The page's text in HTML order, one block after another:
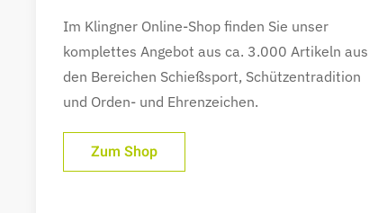
Im Klingner Online-Shop finden Sie unser
komplettes Angebot aus ca. 3.000 Artikeln aus
den Bereichen Schießsport, Schützentradition
und Orden- und Ehrenzeichen.
Zum Shop